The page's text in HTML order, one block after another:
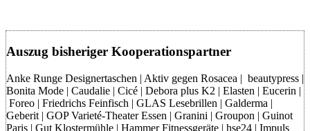
Auszug bisheriger Kooperationspartner
Anke Runge Designertaschen | Aktiv gegen Rosacea | beautypress |
Bonita Mode | Caudalie | Cicé | Debora plus K2 | Elasten | Eucerin |
Foreo | Friedrichs Feinfisch | GLAS Lesebrillen | Galderma |
Geberit | GOP Varieté-Theater Essen | Granini | Groupon | Guinot
Paris | Gut Klostermühle | Hammer Fitnessgeräte | hse24 | Impuls